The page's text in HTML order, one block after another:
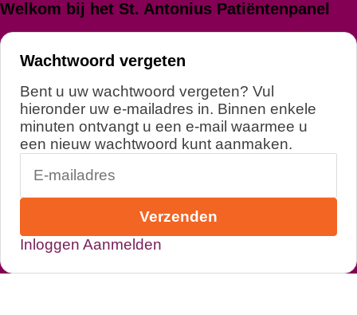
Login
Welkom bij het St. Antonius Patiëntenpanel
Wachtwoord vergeten
Bent u uw wachtwoord vergeten? Vul
hieronder uw e-mailadres in. Binnen enkele
minuten ontvangt u een e-mail waarmee u
een nieuw wachtwoord kunt aanmaken.
Verzenden
Inloggen Aanmelden